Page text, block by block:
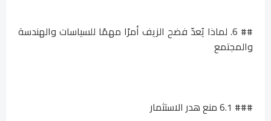
## 6. لماذا يُعدّ فضح الزيف أمرًا مهمًا للسياسات والهندسة
والمجتمع
### 6.1 منع هدر الاستثمار